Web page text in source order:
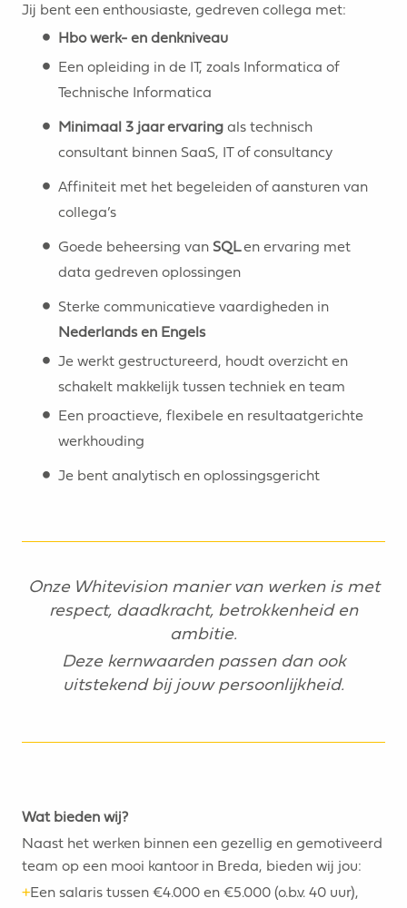
Jij bent een enthousiaste, gedreven collega met:
Hbo werk- en denkniveau
Een opleiding in de IT, zoals Informatica of
Technische Informatica
Minimaal 3 jaar ervaring als technisch
consultant binnen SaaS, IT of consultancy
Affiniteit met het begeleiden of aansturen van
collega’s
Goede beheersing van SQLen ervaring met
data gedreven oplossingen
Sterke communicatieve vaardigheden in
Nederlands en Engels
Je werkt gestructureerd, houdt overzicht en
schakelt makkelijk tussen techniek en team
Een proactieve, flexibele en resultaatgerichte
werkhouding
Je bent analytisch en oplossingsgericht
Onze Whitevision manier van werken is met
respect, daadkracht, betrokkenheid en
ambitie.
Deze kernwaarden passen dan ook
uitstekend bij jouw persoonlijkheid.
Wat bieden wij?
Naast het werken binnen een gezellig en gemotiveerd
team op een mooi kantoor in Breda, bieden wij jou:
+Een salaris tussen €4.000 en €5.000 (o.b.v. 40 uur),